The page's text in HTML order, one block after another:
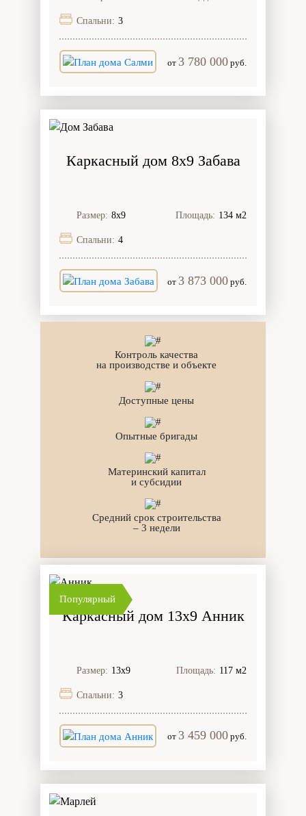
Спальни: 3
от 3 780 000 руб.
Каркасный дом 8х9 Забава
Размер: 8х9 Площадь: 134 м2
Спальни: 4
от 3 873 000 руб.
Контроль качества
на производстве и объекте
Доступные цены
Опытные бригады
Материнский капитал
и субсидии
Средний срок строительства
– 3 недели
Популярный
Каркасный дом 13х9 Анник
Размер: 13х9 Площадь: 117 м2
Спальни: 3
от 3 459 000 руб.